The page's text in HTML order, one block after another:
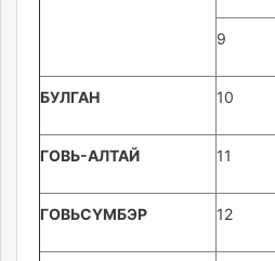
tac.mn
9
БУЛГАН 10
ГОВЬ-АЛТАЙ 11
ГОВЬСҮМБЭР 12